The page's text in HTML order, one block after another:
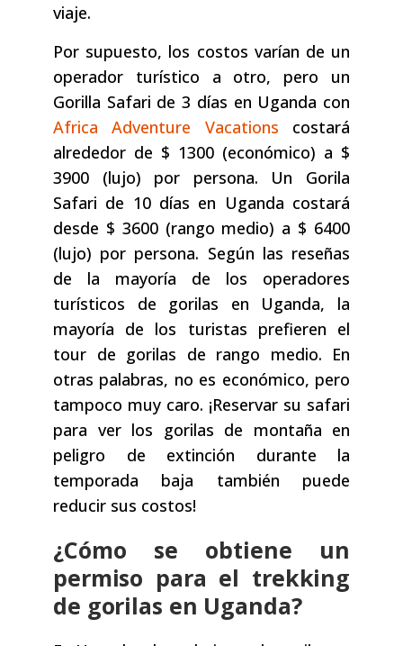
viaje.
Por supuesto, los costos varían de un
operador turístico a otro, pero un
Gorilla Safari de 3 días en Uganda con
Africa Adventure Vacations costará
alrededor de $ 1300 (económico) a $
3900 (lujo) por persona. Un Gorila
Safari de 10 días en Uganda costará
desde $ 3600 (rango medio) a $ 6400
(lujo) por persona. Según las reseñas
de la mayoría de los operadores
turísticos de gorilas en Uganda, la
mayoría de los turistas prefieren el
tour de gorilas de rango medio. En
otras palabras, no es económico, pero
tampoco muy caro. ¡Reservar su safari
para ver los gorilas de montaña en
peligro de extinción durante la
temporada baja también puede
reducir sus costos!
¿Cómo se obtiene un
permiso para el trekking
de gorilas en Uganda?